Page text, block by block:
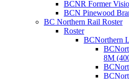
BCNR Former
BCN Pinewood
BC Northern Rail Roster
Roster
BCNorthern
8M